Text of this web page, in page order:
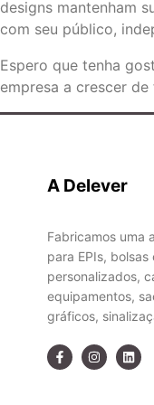
designs mantenham
com seu público,
Espero que tenha
empresa a crescer
A Delever
Fabricamos uma
para EPIs,
personalizados,
equipamentos,
gráficos,